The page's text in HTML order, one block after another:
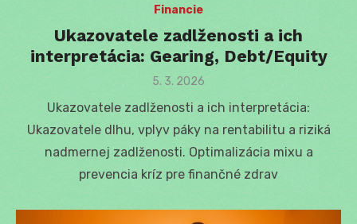
Financie
Ukazovatele zadlženosti a ich
interpretácia: Gearing, Debt/Equity
Posted
5. 3. 2026
Ukazovatele zadlženosti a ich interpretácia:
Ukazovatele dlhu, vplyv páky na rentabilitu a riziká
nadmernej zadlženosti. Optimalizácia mixu a
prevencia kríz pre finančné zdrav